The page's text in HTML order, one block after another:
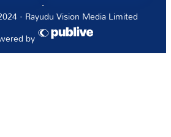
· Rayudu Vision Media Limited
by